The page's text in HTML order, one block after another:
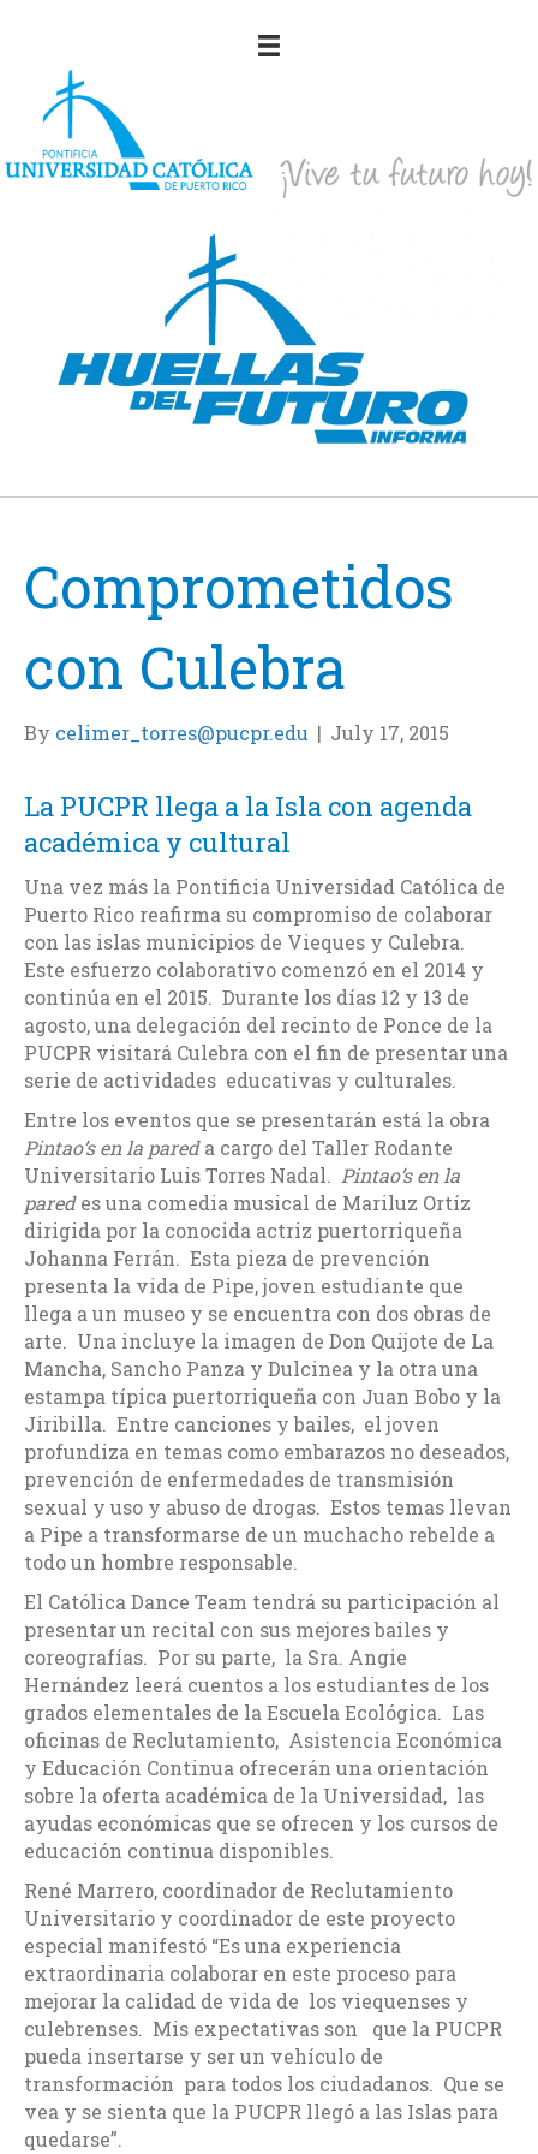
Comprometidos
con Culebra
By celimer_torres@pucpr.edu | July 17, 2015
La PUCPR llega a la Isla con agenda
académica y cultural
Una vez más la Pontificia Universidad Católica de
Puerto Rico reafirma su compromiso de colaborar
con las islas municipios de Vieques y Culebra.
Este esfuerzo colaborativo comenzó en el 2014 y
continúa en el 2015. Durante los días 12 y 13 de
agosto, una delegación del recinto de Ponce de la
PUCPR visitará Culebra con el fin de presentar una
serie de actividades educativas y culturales.
Entre los eventos que se presentarán está la obra
Pintao’s en la pareda cargo del Taller Rodante
Universitario Luis Torres Nadal. Pintao’s en la
paredes una comedia musical de Mariluz Ortíz
dirigida por la conocida actriz puertorriqueña
Johanna Ferrán. Esta pieza de prevención
presenta la vida de Pipe, joven estudiante que
llega a un museo y se encuentra con dos obras de
arte. Una incluye la imagen de Don Quijote de La
Mancha, Sancho Panza y Dulcinea y la otra una
estampa típica puertorriqueña con Juan Bobo y la
Jiribilla. Entre canciones y bailes, el joven
profundiza en temas como embarazos no deseados,
prevención de enfermedades de transmisión
sexual y uso y abuso de drogas. Estos temas llevan
a Pipe a transformarse de un muchacho rebelde a
todo un hombre responsable.
El Católica Dance Team tendrá su participación al
presentar un recital con sus mejores bailes y
coreografías. Por su parte, la Sra. Angie
Hernández leerá cuentos a los estudiantes de los
grados elementales de la Escuela Ecológica. Las
oficinas de Reclutamiento, Asistencia Económica
y Educación Continua ofrecerán una orientación
sobre la oferta académica de la Universidad, las
ayudas económicas que se ofrecen y los cursos de
educación continua disponibles.
René Marrero, coordinador de Reclutamiento
Universitario y coordinador de este proyecto
especial manifestó “Es una experiencia
extraordinaria colaborar en este proceso para
mejorar la calidad de vida de los viequenses y
culebrenses. Mis expectativas son que la PUCPR
pueda insertarse y ser un vehículo de
transformación para todos los ciudadanos. Que se
vea y se sienta que la PUCPR llegó a las Islas para
quedarse”.